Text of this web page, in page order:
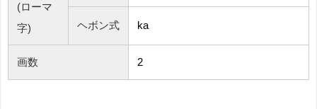
(ローマ
字)
ヘボン式 ka
画数 2